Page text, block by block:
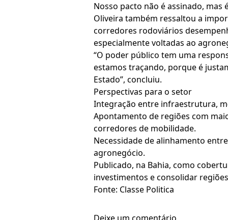
Nosso pacto não é assinado,
Oliveira também ressaltou a
corredores rodoviários
especialmente voltadas ao
“O poder público tem uma
estamos traçando, porque é
Estado”, concluiu.
Perspectivas para o setor
Integração entre infraestrutura,
Apontamento de regiões com
corredores de mobilidade.
Necessidade de alinhamento
agronegócio.
Publicado, na Bahia, como
investimentos e consolidar
Fonte: Classe Politica